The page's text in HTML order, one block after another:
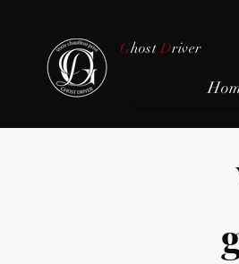
Ghost Driver